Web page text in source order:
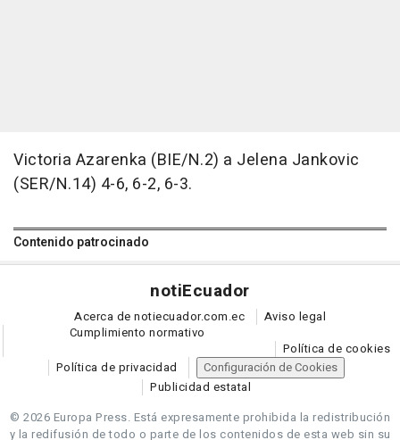
Victoria Azarenka (BIE/N.2) a Jelena Jankovic
(SER/N.14) 4-6, 6-2, 6-3.
Contenido patrocinado
notiEcuador
Acerca de notiecuador.com.ec
Aviso legal
Cumplimiento normativo
Política de cookies
Política de privacidad
Configuración de Cookies
Publicidad estatal
© 2026 Europa Press. Está expresamente prohibida la redistribución
y la redifusión de todo o parte de los contenidos de esta web sin su